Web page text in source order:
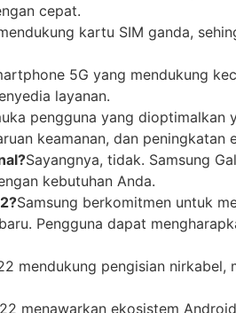
cepat.
kartu SIM ganda,
5G yang mendukung
layanan.
pengguna yang dioptimalkan
keamanan, dan peningkatan
Sayangnya, tidak. Samsung
kebutuhan Anda.
Samsung berkomitmen untuk
Pengguna dapat
mendukung pengisian nirkabel,
menawarkan ekosistem